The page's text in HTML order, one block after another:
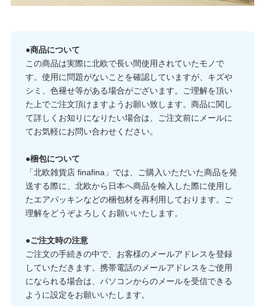
●商品について
この商品は実際に北欧で長い間使用されていたモノで
す。使用に問題がないことを確認していますが、キズや
シミ、色褪せ等がある場合がございます。ご理解を頂い
た上でご注文頂けますようお願い致します。商品に関し
て詳しくお知りになりたい場合は、ご注文前にメールに
てお気軽にお問い合わせください。
●梱包について
「北欧雑貨店 finafina」では、ご購入いただいた商品を発
送する際に、北欧から日本へ商品を輸入した際に使用し
たエアパッキンなどの梱包材を再利用しております。ご
理解をどうぞよろしくお願いいたします。
●ご注文時の注意
ご注文の手続きの中で、お客様のメールアドレスを登録
していただきます。携帯電話のメールアドレスをご使用
になられる場合は、パソコンからのメールを受信できる
ように設定をお願いいたします。